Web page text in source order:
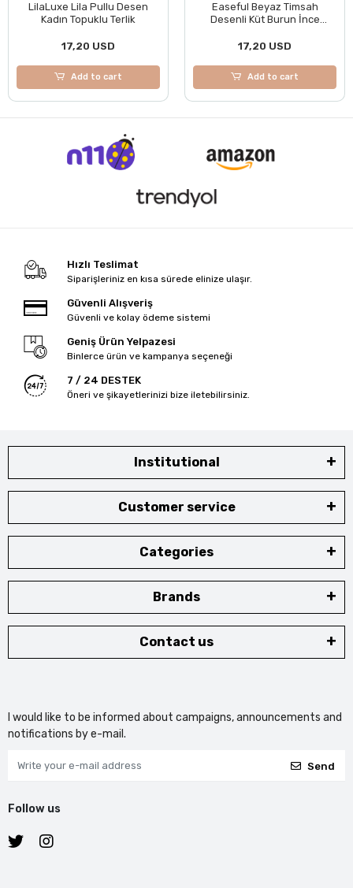
LilaLuxe Lila Pullu Desen
Kadın Topuklu Terlik
17,20 USD
Add to cart
Easeful Beyaz Timsah
Desenli Küt Burun İnce
17,20 USD
Add to cart
Hızlı Teslimat
Siparişleriniz en kısa sürede elinize ulaşır.
Güvenli Alışveriş
Güvenli ve kolay ödeme sistemi
Geniş Ürün Yelpazesi
Binlerce ürün ve kampanya seçeneği
7 / 24 DESTEK
Öneri ve şikayetlerinizi bize iletebilirsiniz.
Institutional
Customer service
Categories
Brands
Contact us
I would like to be informed about campaigns, announcements and
notifications by e-mail.
Send
Follow us